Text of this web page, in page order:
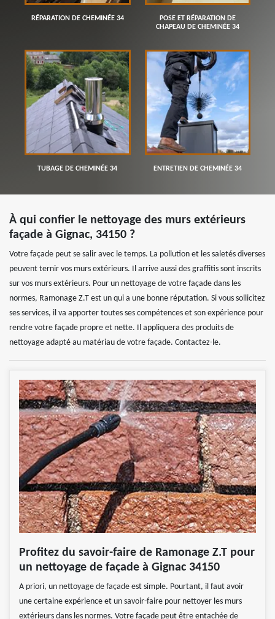
RÉPARATION DE CHEMINÉE 34
POSE ET RÉPARATION DE
CHAPEAU DE CHEMINÉE 34
TUBAGE DE CHEMINÉE 34 ENTRETIEN DE CHEMINÉE 34
À qui confier le nettoyage des murs extérieurs
façade à Gignac, 34150 ?
Votre façade peut se salir avec le temps. La pollution et les saletés diverses
peuvent ternir vos murs extérieurs. Il arrive aussi des graffitis sont inscrits
sur vos murs extérieurs. Pour un nettoyage de votre façade dans les
normes, Ramonage Z.T est un qui a une bonne réputation. Si vous sollicitez
ses services, il va apporter toutes ses compétences et son expérience pour
rendre votre façade propre et nette. Il appliquera des produits de
nettoyage adapté au matériau de votre façade. Contactez-le.
Profitez du savoir-faire de Ramonage Z.T pour
un nettoyage de façade à Gignac 34150
A priori, un nettoyage de façade est simple. Pourtant, il faut avoir
une certaine expérience et un savoir-faire pour nettoyer les murs
extérieurs dans les normes. Votre façade peut être entachée de